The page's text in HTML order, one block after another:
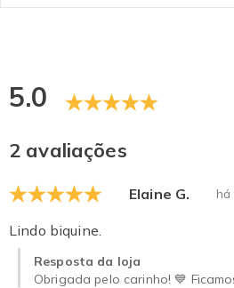
5.0
2 avaliações
Elaine G. há
Lindo biquine.
Resposta da loja
Obrigada pelo carinho! 💙